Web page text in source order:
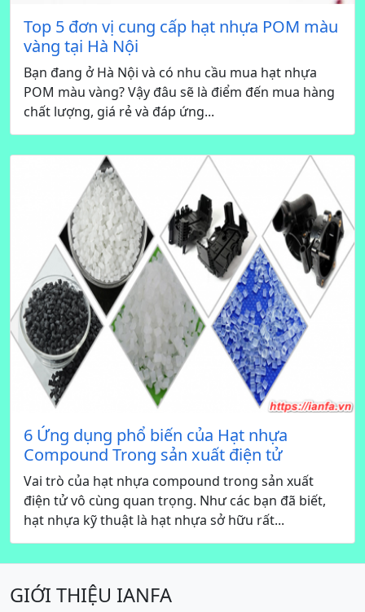
Top 5 đơn vị cung cấp hạt nhựa POM màu
vàng tại Hà Nội
Bạn đang ở Hà Nội và có nhu cầu mua hạt nhựa
POM màu vàng? Vậy đâu sẽ là điểm đến mua hàng
chất lượng, giá rẻ và đáp ứng...
6 Ứng dụng phổ biến của Hạt nhựa
Compound Trong sản xuất điện tử
Vai trò của hạt nhựa compound trong sản xuất
điện tử vô cùng quan trọng. Như các bạn đã biết,
hạt nhựa kỹ thuật là hạt nhựa sở hữu rất...
GIỚI THIỆU IANFA